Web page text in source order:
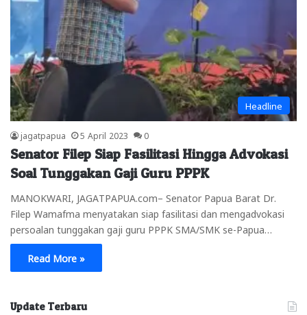
Headline
jagatpapua 5 April 2023 0
Senator Filep Siap Fasilitasi Hingga Advokasi
Soal Tunggakan Gaji Guru PPPK
MANOKWARI, JAGATPAPUA.com– Senator Papua Barat Dr.
Filep Wamafma menyatakan siap fasilitasi dan mengadvokasi
persoalan tunggakan gaji guru PPPK SMA/SMK se-Papua…
Read More »
Update Terbaru